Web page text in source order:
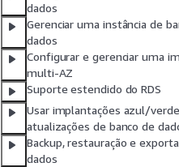
dados
Gerenciar uma instância de
dados
Configurar e gerenciar uma
multi-AZ
Suporte estendido do RDS
Usar implantações azul/
atualizações de banco de
Backup, restauração e
dados